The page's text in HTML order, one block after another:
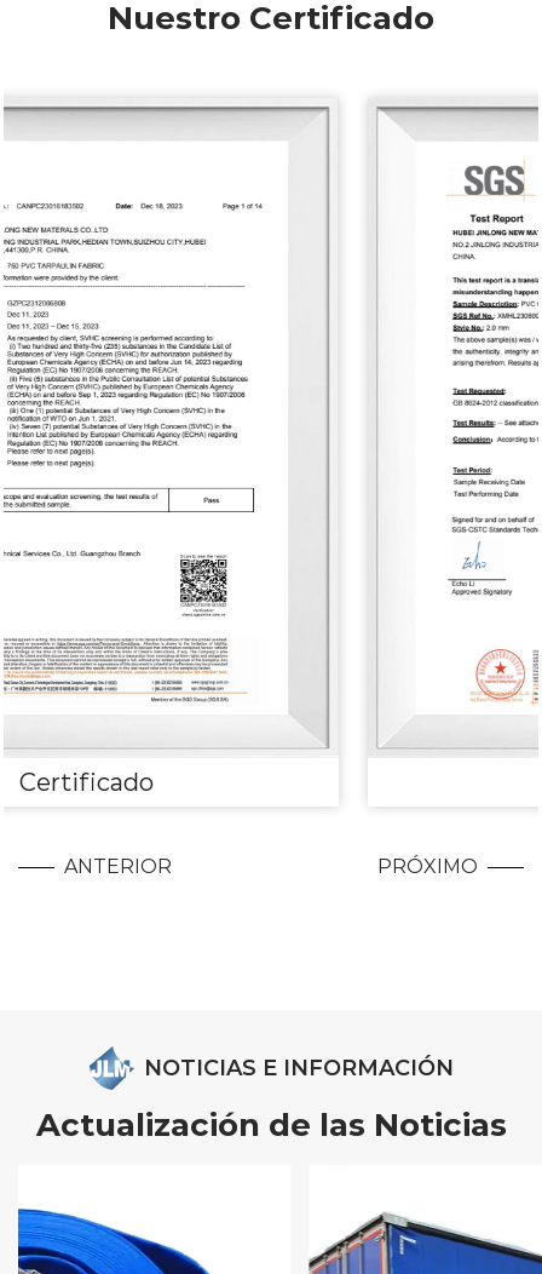
Nuestro Certificado
ANTERIOR PRÓXIMO
NOTICIAS E INFORMACIÓN
Actualización de las Noticias